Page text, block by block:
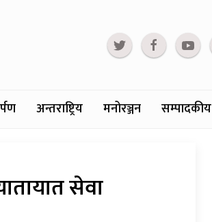
अन्तराष्ट्रिय मनोरञ्जन सम्पादकीय
सेवा